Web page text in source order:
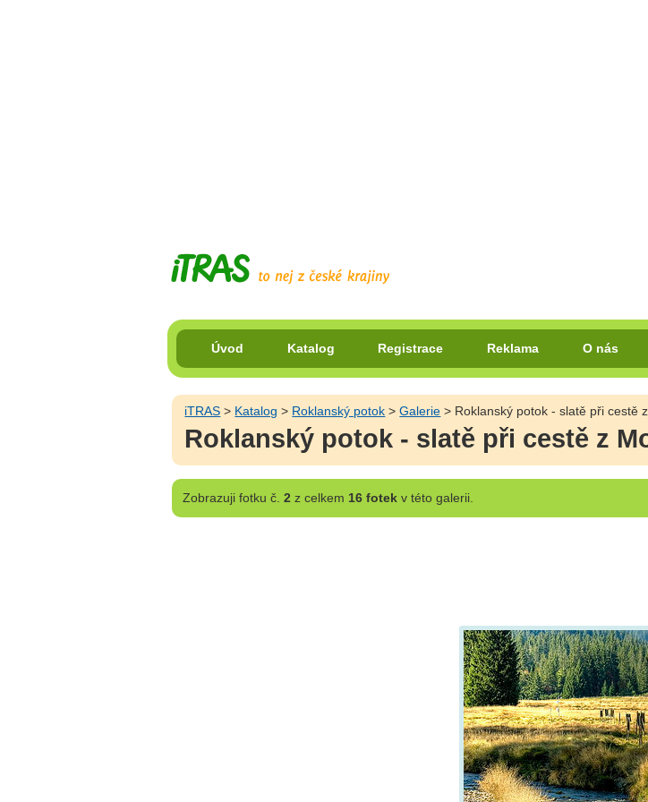
Úvod Katalog Registrace Reklama O nás
iTRAS > Katalog > Roklanský potok >Galerie > Roklanský potok - slatě při cestě
Roklanský potok - slatě při cestě z
Zobrazujifotku č. 2 z celkem 16 fotekv této galerii.